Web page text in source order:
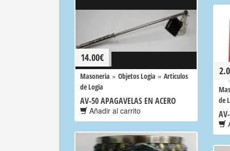
14.00€
Masoneria » Objetos Logia » Articulos
de Logia
AV-50 APAGAVELAS EN ACERO
Añadir al carrito
de